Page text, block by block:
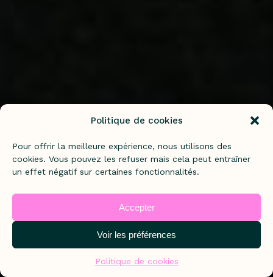
Politique de cookies
Pour offrir la meilleure expérience, nous utilisons des
cookies. Vous pouvez les refuser mais cela peut entraîner
un effet négatif sur certaines fonctionnalités.
Accepter
Voir les préférences
Politique de cookies